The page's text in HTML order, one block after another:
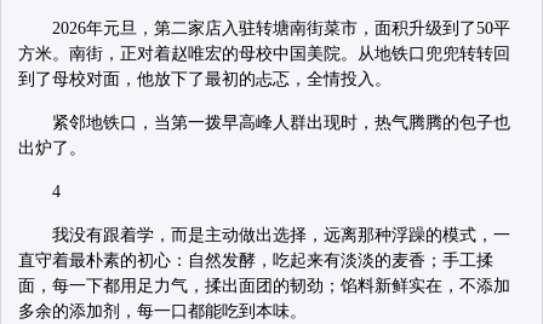
2026年元旦，第二家店入驻转塘南街菜市，面积升级到了50平
方米。南街，正对着赵唯宏的母校中国美院。从地铁口兜兜转转回
到了母校对面，他放下了最初的忐忑，全情投入。
紧邻地铁口，当第一拨早高峰人群出现时，热气腾腾的包子也
出炉了。
4
我没有跟着学，而是主动做出选择，远离那种浮躁的模式，一
直守着最朴素的初心：自然发酵，吃起来有淡淡的麦香；手工揉
面，每一下都用足力气，揉出面团的韧劲；馅料新鲜实在，不添加
多余的添加剂，每一口都能吃到本味。